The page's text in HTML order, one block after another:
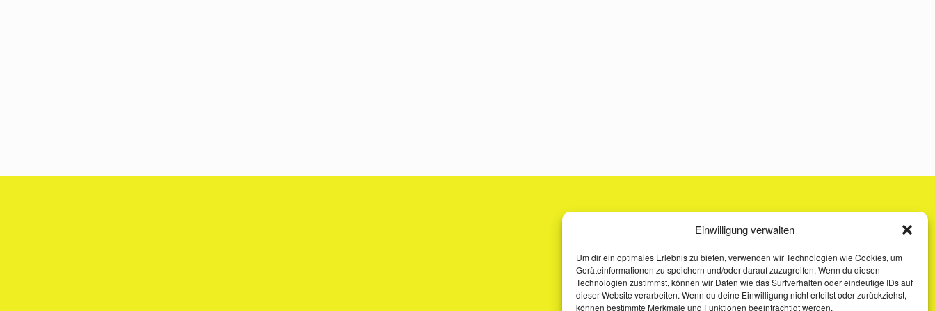
Einwilligung verwalten
Um dir ein optimales Erlebnis zu bieten, verwenden wir Technologien wie Cookies, um
Geräteinformationen zu speichern und/oder darauf zuzugreifen. Wenn du diesen
Technologien zustimmst, können wir Daten wie das Surfverhalten oder eindeutige IDs auf
dieser Website verarbeiten. Wenn du deine Einwilligung nicht erteilst oder zurückziehst,
können bestimmte Merkmale und Funktionen beeinträchtigt werden.